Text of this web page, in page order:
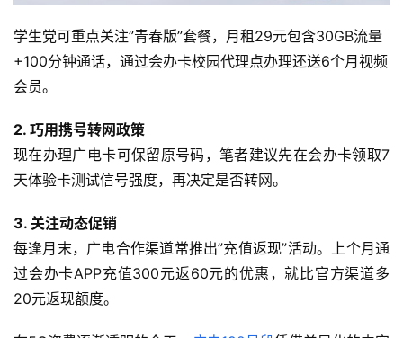
W
i
F
快
讯
更
多
页
学生党可重点关注”青春版”套餐，月租29元包含30GB流量
+100分钟通话，通过会办卡校园代理点办理还送6个月视频
会员。
2. 巧用携号转网政策
现在办理广电卡可保留原号码，笔者建议先在会办卡领取7
天体验卡测试信号强度，再决定是否转网。
3. 关注动态促销
每逢月末，广电合作渠道常推出”充值返现”活动。上个月通
过会办卡APP充值300元返60元的优惠，就比官方渠道多
20元返现额度。